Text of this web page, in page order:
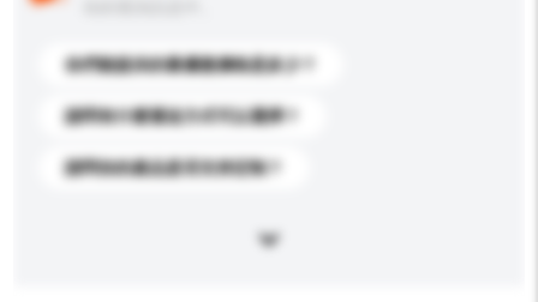
你們能提供的最優惠價格是多少？
請問有什麼運送方式可以選擇？
請問你的產品是否支持定制？